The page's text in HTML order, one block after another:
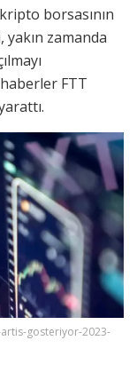
borsasının
zamanda
FTT
gosteriyor-2023-